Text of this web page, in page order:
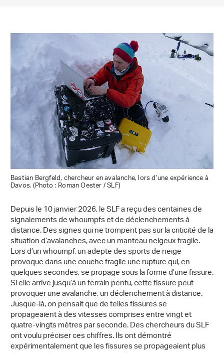
Bastian Bergfeld, chercheur en avalanche, lors d’une expérience à
Davos. (Photo : Roman Oester / SLF)
Depuis le 10 janvier 2026, le SLF a reçu des centaines de
signalements de whoumpfs et de déclenchements à
distance. Des signes qui ne trompent pas sur la criticité de la
situation d’avalanches, avec un manteau neigeux fragile.
Lors d’un whoumpf, un adepte des sports de neige
provoque dans une couche fragile une rupture qui, en
quelques secondes, se propage sous la forme d’une fissure.
Si elle arrive jusqu’à un terrain pentu, cette fissure peut
provoquer une avalanche, un déclenchement à distance.
Jusque-là, on pensait que de telles fissures se
propageaient à des vitesses comprises entre vingt et
quatre-vingts mètres par seconde. Des chercheurs du SLF
ont voulu préciser ces chiffres. Ils ont démontré
expérimentalement que les fissures se propageaient plus